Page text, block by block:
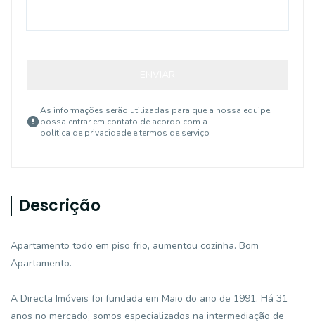
As informações serão utilizadas para que a nossa equipe
possa entrar em contato de acordo com a
política de privacidade e termos de serviço
Descrição
Apartamento todo em piso frio, aumentou cozinha. Bom
Apartamento.
A Directa Imóveis foi fundada em Maio do ano de 1991. Há 31
anos no mercado, somos especializados na intermediação de